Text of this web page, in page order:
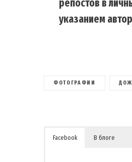
репостов в
указанием
ФОТОГРАФИИ
Facebook В блоге